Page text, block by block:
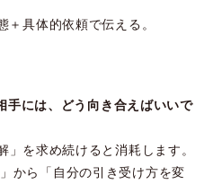
具体的依頼で伝える。
には、どう向き合えばいいで
を求め続けると消耗します。
から「自分の引き受け方を変